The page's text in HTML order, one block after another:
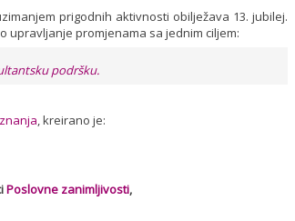
prigodnih aktivnosti obilježava 13. jubilej.
upravljanje promjenama sa jednim ciljem:
podršku.
, kreirano je:
Poslovne zanimljivosti,